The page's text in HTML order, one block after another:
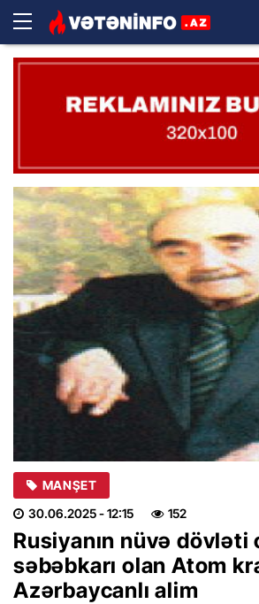
MANŞET
30.06.2025- 12:15 152
Rusiyanın nüvə dövləti
səbəbkarı olan Atom
Azərbaycanlı alim